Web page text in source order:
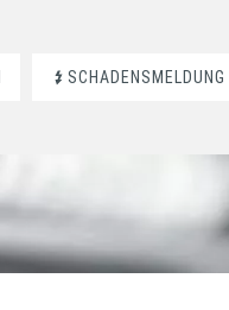
SCHADENSMELDUNG